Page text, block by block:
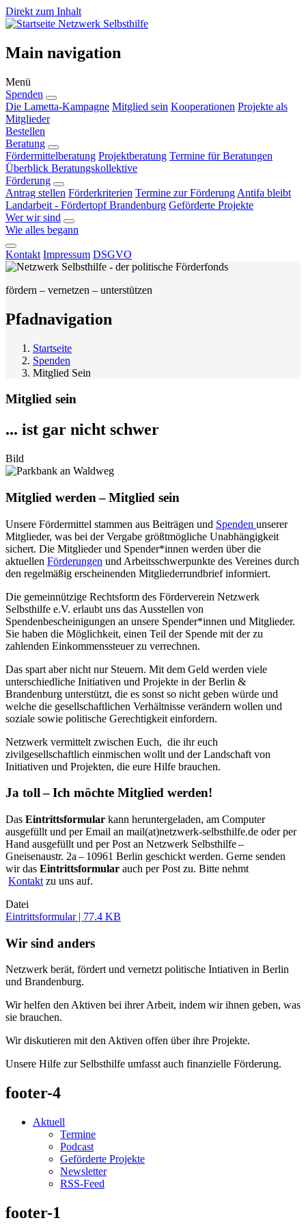
Direkt zum Inhalt
Netzwerk Selbsthilfe
Main navigation
Menü
Spenden
Die Lametta-Kampagne Mitglied sein Kooperationen Projekte als
Mitglieder
Bestellen
Beratung
Fördermittelberatung Projektberatung Termine für Beratungen
Überblick Beratungskollektive
Förderung
Antrag stellen Förderkriterien Termine zur Förderung Antifa bleibt
Landarbeit - Fördertopf Brandenburg Geförderte Projekte
Wer wir sind
Wie alles begann
Kontakt Impressum DSGVO
fördern – vernetzen – unterstützen
Pfadnavigation
Startseite
Spenden
Mitglied Sein
Mitglied sein
... ist gar nicht schwer
Bild
Mitglied werden – Mitglied sein
Unsere Fördermittel stammen aus Beiträgen und Spenden unserer
Mitglieder, was bei der Vergabe größtmögliche Unabhängigkeit
sichert. Die Mitglieder und Spender*innen werden über die
aktuellen Förderungen und Arbeitsschwerpunkte des Vereines durch
den regelmäßig erscheinenden Mitgliederrundbrief informiert.
Die gemeinnützige Rechtsform des Förderverein Netzwerk
Selbsthilfe e.V. erlaubt uns das Ausstellen von
Spendenbescheinigungen an unsere Spender*innen und Mitglieder.
Sie haben die Möglichkeit, einen Teil der Spende mit der zu
zahlenden Einkommenssteuer zu verrechnen.
Das spart aber nicht nur Steuern. Mit dem Geld werden viele
unterschiedliche Initiativen und Projekte in der Berlin &
Brandenburg unterstützt, die es sonst so nicht geben würde und
welche die gesellschaftlichen Verhältnisse verändern wollen und
soziale sowie politische Gerechtigkeit einfordern.
Netzwerk vermittelt zwischen Euch, die ihr euch
zivilgesellschaftlich einmischen wollt und der Landschaft von
Initiativen und Projekten, die eure Hilfe brauchen.
Ja toll – Ich möchte Mitglied werden!
Das Eintrittsformular kann heruntergeladen, am Computer
ausgefüllt und per Email an mail(at)netzwerk-selbsthilfe.de oder per
Hand ausgefüllt und per Post an Netzwerk Selbsthilfe –
Gneisenaustr. 2a – 10961 Berlin geschickt werden. Gerne senden
wir das Eintrittsformular auch per Post zu. Bitte nehmt
Kontakt zu uns auf.
Datei
Eintrittsformular | 77.4 KB
Wir sind anders
Netzwerk berät, fördert und vernetzt politische Intiativen in Berlin
und Brandenburg.
Wir helfen den Aktiven bei ihrer Arbeit, indem wir ihnen geben, was
sie brauchen.
Wir diskutieren mit den Aktiven offen über ihre Projekte.
Unsere Hilfe zur Selbsthilfe umfasst auch finanzielle Förderung.
footer-4
Aktuell
Termine
Podcast
Geförderte Projekte
Newsletter
RSS-Feed
footer-1